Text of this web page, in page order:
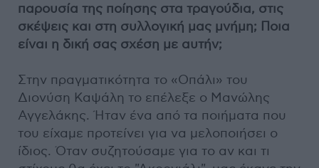
παρουσία της ποίησης στα τραγούδια, στις
σκέψεις και στη συλλογική μας μνήμη; Ποια
είναι η δική σας σχέση με αυτήν;
Στην πραγματικότητα το «Οπάλι» του
Διονύση Καψάλη το επέλεξε ο Μανώλης
Αγγελάκης. Ήταν ένα από τα ποιήματα που
του είχαμε προτείνει για να μελοποιήσει ο
ίδιος. Όταν συζητούσαμε για το αν και τι